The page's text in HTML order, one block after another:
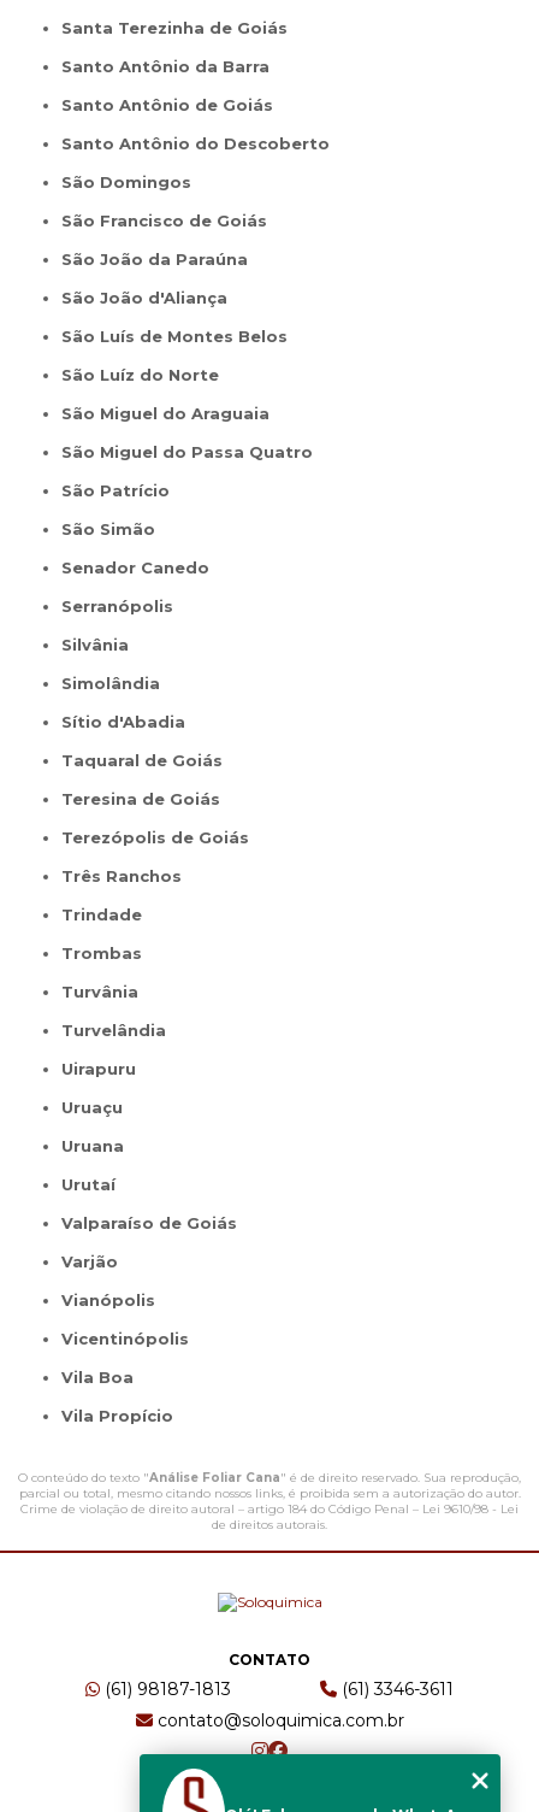
Santa Terezinha de Goiás
Santo Antônio da Barra
Santo Antônio de Goiás
Santo Antônio do Descoberto
São Domingos
São Francisco de Goiás
São João da Paraúna
São João d'Aliança
São Luís de Montes Belos
São Luíz do Norte
São Miguel do Araguaia
São Miguel do Passa Quatro
São Patrício
São Simão
Senador Canedo
Serranópolis
Silvânia
Simolândia
Sítio d'Abadia
Taquaral de Goiás
Teresina de Goiás
Terezópolis de Goiás
Três Ranchos
Trindade
Trombas
Turvânia
Turvelândia
Uirapuru
Uruaçu
Uruana
Urutaí
Valparaíso de Goiás
Varjão
Vianópolis
Vicentinópolis
Vila Boa
Vila Propício
O conteúdo do texto "Análise Foliar Cana" é de direito reservado. Sua reprodução,
parcial ou total, mesmo citando nossos links, é proibida sem a autorização do autor.
Crime de violação de direito autoral – artigo 184 do Código Penal – Lei 9610/98 - Lei
de direitos autorais.
CONTATO
(61) 98187-1813
(61) 3346-3611
contato@soloquimica.com.br
ENDEREÇO